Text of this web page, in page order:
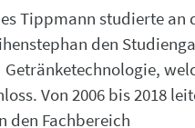
Tippmann studierte an
den
Getränketechnologie,
Von 2006 bis 2018
den Fachbereich